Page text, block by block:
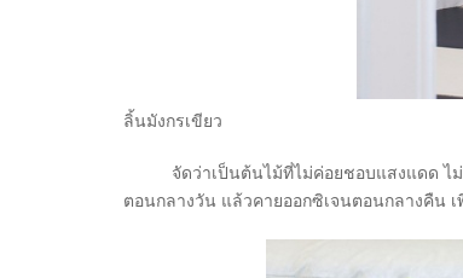
ลิ้นมังกรเขียว
จัดว่าเป็นต้นไม้ที่ไม่ค่อยชอบแสงแดด ไ
ตอนกลางวั­น แล้วคายออกซิเจนตอนกลางคืน